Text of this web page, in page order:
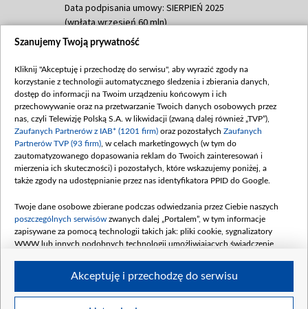
Data podpisania umowy: SIERPIEŃ 2025
(wpłata wrzesień 60 mln)
Dofinansowanie 635 783 051,21 PLN
(wpłata wrzesień 100 mln, październik 350
mln, listopad 265 mln)
Dofinansowanie 48 862 000,00 PLN
Data podpisania umowy: GRUDZIEŃ 2025
(wpłata grudzień 60,548 mln)
Dofinansowanie 900 000 000,00 PLN
Data podpisania umowy: LUTY 2026 (wpłata
kwiecień 180 mln, 7 maja 180 mln, 8
czerwca 90 mln)
Dofinansowanie 250 000 000,00 PLN
4 sierpnia 250 mln
Szanujemy Twoją prywatność
Kliknij "Akceptuję i przechodzę do serwisu", aby wyrazić zgody na
korzystanie z technologii automatycznego śledzenia i zbierania danych,
dostęp do informacji na Twoim urządzeniu końcowym i ich
przechowywanie oraz na przetwarzanie Twoich danych osobowych przez
nas, czyli Telewizję Polską S.A. w likwidacji (zwaną dalej również „TVP”),
Zaufanych Partnerów z IAB* (1201 firm) oraz pozostałych Zaufanych
Partnerów TVP (93 firm) , w celach marketingowych (w tym do
zautomatyzowanego dopasowania reklam do Twoich zainteresowań i
mierzenia ich skuteczności) i pozostałych, które wskazujemy poniżej, a
także zgody na udostępnianie przez nas identyfikatora PPID do Google.
Twoje dane osobowe zbierane podczas odwiedzania przez Ciebie naszych
poszczególnych serwisów zwanych dalej „Portalem”, w tym informacje
zapisywane za pomocą technologii takich jak: pliki cookie, sygnalizatory
WWW lub innych podobnych technologii umożliwiających świadczenie
Twoje dane osobowe zbierane podczas odwiedzania przez Ciebie
Akceptuję i przechodzę do serwisu